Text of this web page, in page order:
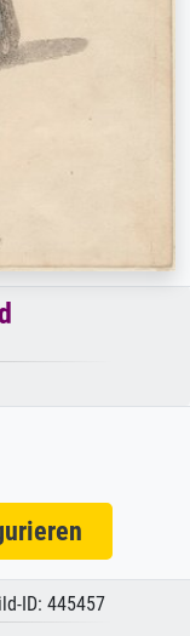
ID: 445457